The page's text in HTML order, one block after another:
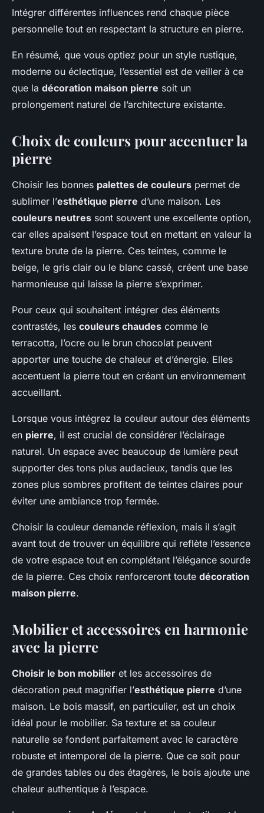
Intégrer différentes influences rend chaque pièce
personnelle tout en respectant la structure en pierre.
En résumé, que vous optiez pour un style rustique,
moderne ou éclectique, l’essentiel est de veiller à ce
que la décoration maison pierre soit un
prolongement naturel de l’architecture existante.
Choix de couleurs pour accentuer la
pierre
Choisir les bonnes palettes de couleurs permet de
sublimer l’esthétique pierre d’une maison. Les
couleurs neutres sont souvent une excellente option,
car elles apaisent l’espace tout en mettant en valeur la
texture brute de la pierre. Ces teintes, comme le
beige, le gris clair ou le blanc cassé, créent une base
harmonieuse qui laisse la pierre s’exprimer.
Pour ceux qui souhaitent intégrer des éléments
contrastés, les couleurs chaudes comme le
terracotta, l’ocre ou le brun chocolat peuvent
apporter une touche de chaleur et d’énergie. Elles
accentuent la pierre tout en créant un environnement
accueillant.
Lorsque vous intégrez la couleur autour des éléments
en pierre, il est crucial de considérer l’éclairage
naturel. Un espace avec beaucoup de lumière peut
supporter des tons plus audacieux, tandis que les
zones plus sombres profitent de teintes claires pour
éviter une ambiance trop fermée.
Choisir la couleur demande réflexion, mais il s’agit
avant tout de trouver un équilibre qui reflète l’essence
de votre espace tout en complétant l’élégance sourde
de la pierre. Ces choix renforceront toute décoration
maison pierre.
Mobilier et accessoires en harmonie
avec la pierre
Choisir le bon mobilier et les accessoires de
décoration peut magnifier l’esthétique pierre d’une
maison. Le bois massif, en particulier, est un choix
idéal pour le mobilier. Sa texture et sa couleur
naturelle se fondent parfaitement avec le caractère
robuste et intemporel de la pierre. Que ce soit pour
de grandes tables ou des étagères, le bois ajoute une
chaleur authentique à l’espace.